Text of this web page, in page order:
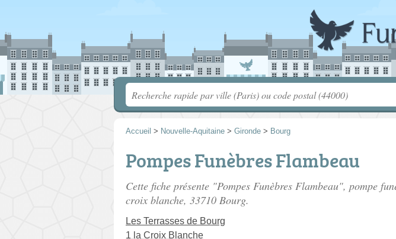
Accueil > Nouvelle-Aquitaine > Gironde > Bourg
Pompes Funèbres Flambeau
Cette fiche présente "Pompes Funèbres Flambeau", pompe
croix blanche, 33710 Bourg.
Les Terrasses de Bourg
1 la Croix Blanche